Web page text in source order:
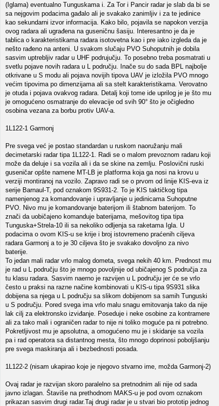
(Iglama) eventualno Tunguskama i. Za Tor i Pancir radar je slab da bi se
sa nejgovim podacima gađalo ali je svakako zanimljiv i za te jedinice
kao sekundarni izvor informacija. Kako bilo, pojavila se napokon verzija
ovog radara ali ugrađena na guseničnu šasiju. Interesantno je da je
tablica o karakteristikama radara isotovetna kao i pre iako izgleda da je
nešto rađeno na anteni. U svakom slučaju PVO Suhoputnih je dobila
sasvim uptrebljiv radar u UHF podrujučju. To posebno treba posmatrati u
svetlu pojave novih radara u L području. Inače su do sada BPL najbolje
otkrivane u S modu ali pojava novijih tipova UAV je izložila PVO mnogo
većim tipovima po dimenzijama ali sa stelt karakteristikama. Verovatno
je otuda i pojava ovakvog radara. Detalj koji tome ide uprilog je je što mu
je omogućeno osmatranje do elevacije od svih 90° što je očigledno
osobina vezana za borbu protiv UAV-a.
1L122-1 Garmonj
Pre svega već je postao standardan u ruskom naoružanju mali
decimetarski radar tipa 1L122-1. Radi se o malom prevoznom radaru koji
može da deluje i sa vozila ali i da se skine na zemlju. Poslovični ruski
guseničar opšte namene MT-LB je platforma koja ga nosi na krovu u
verziji montiranoj na vozilo. Zapravo radi se o prvom od linije KIS-eva iz
serije Barnaul-T, pod oznakom 9S931-2. To je KIS taktičkog tipa
namenjenog za komandovanje i upravljanje u jedinicama Suhoputne
PVO. Nivo mu je komandovanje baterijom ili štabnom baterijom. To
znači da uobičajeno komanduje baterijama, mešovitog tipa tipa
Tunguska+Strela-10 ili sa nekoliko odljenja sa raketama Igla. U
podacima o ovom KIS-u se krije i broj istovremeno praćenih ciljeva
radara Garmonj a to je 30 ciljeva što je svakako dovoljno za nivo
baterije.
To jedan mali radar vrlo malog dometa, svega nekih 40 km. Prednost mu
je rad u L području što je mnogo povoljnije od ubičajenog S područja za
tu klasu radara. Sasvim naerno je razvijen u L području jer će se vrlo
često u praksi na razne načine kombinovati u KIS-u tipa 9S931 slika
dobijena sa njega u L području sa slikom dobijenom sa samih Tunguski
u S području. Pored svega ima vrlo malu snagu emitovanja tako da nije
lak cilj za elektronsko izviđanje. Poseduje i neke osobine za kontramere
ali za tako mali i ograničen radar to nije ni toliko moguće pa ni potrebno.
Pokretljivost mu je apsolutna, a omogućeno mu je i skidanje sa vozila
pa i rad operatora sa distantnog mesta, što mnogo doprinosi poboljšanju
pre svega maskiranja ali i bezbednosti posada.
1L122-2 (nisam ukapirao koje je njegovo stvarno ime, možda Garmonj-2)
Ovaj radar je razvijan skoro paralelno sa pretnodnim ali nije od sada
javno izlagan. Štaviše na prethodnom MAKS-u je pod ovom oznakom
prikazan sasvim drugi radar.Taj drugi radar je u stvari bio prototip jednog